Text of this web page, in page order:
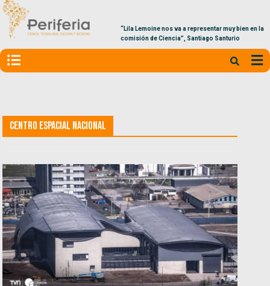
“Lila Lemoine nos va a representar muy bien en la
comisión de Ciencia”, Santiago Santurio
Centro Espacial Nacional